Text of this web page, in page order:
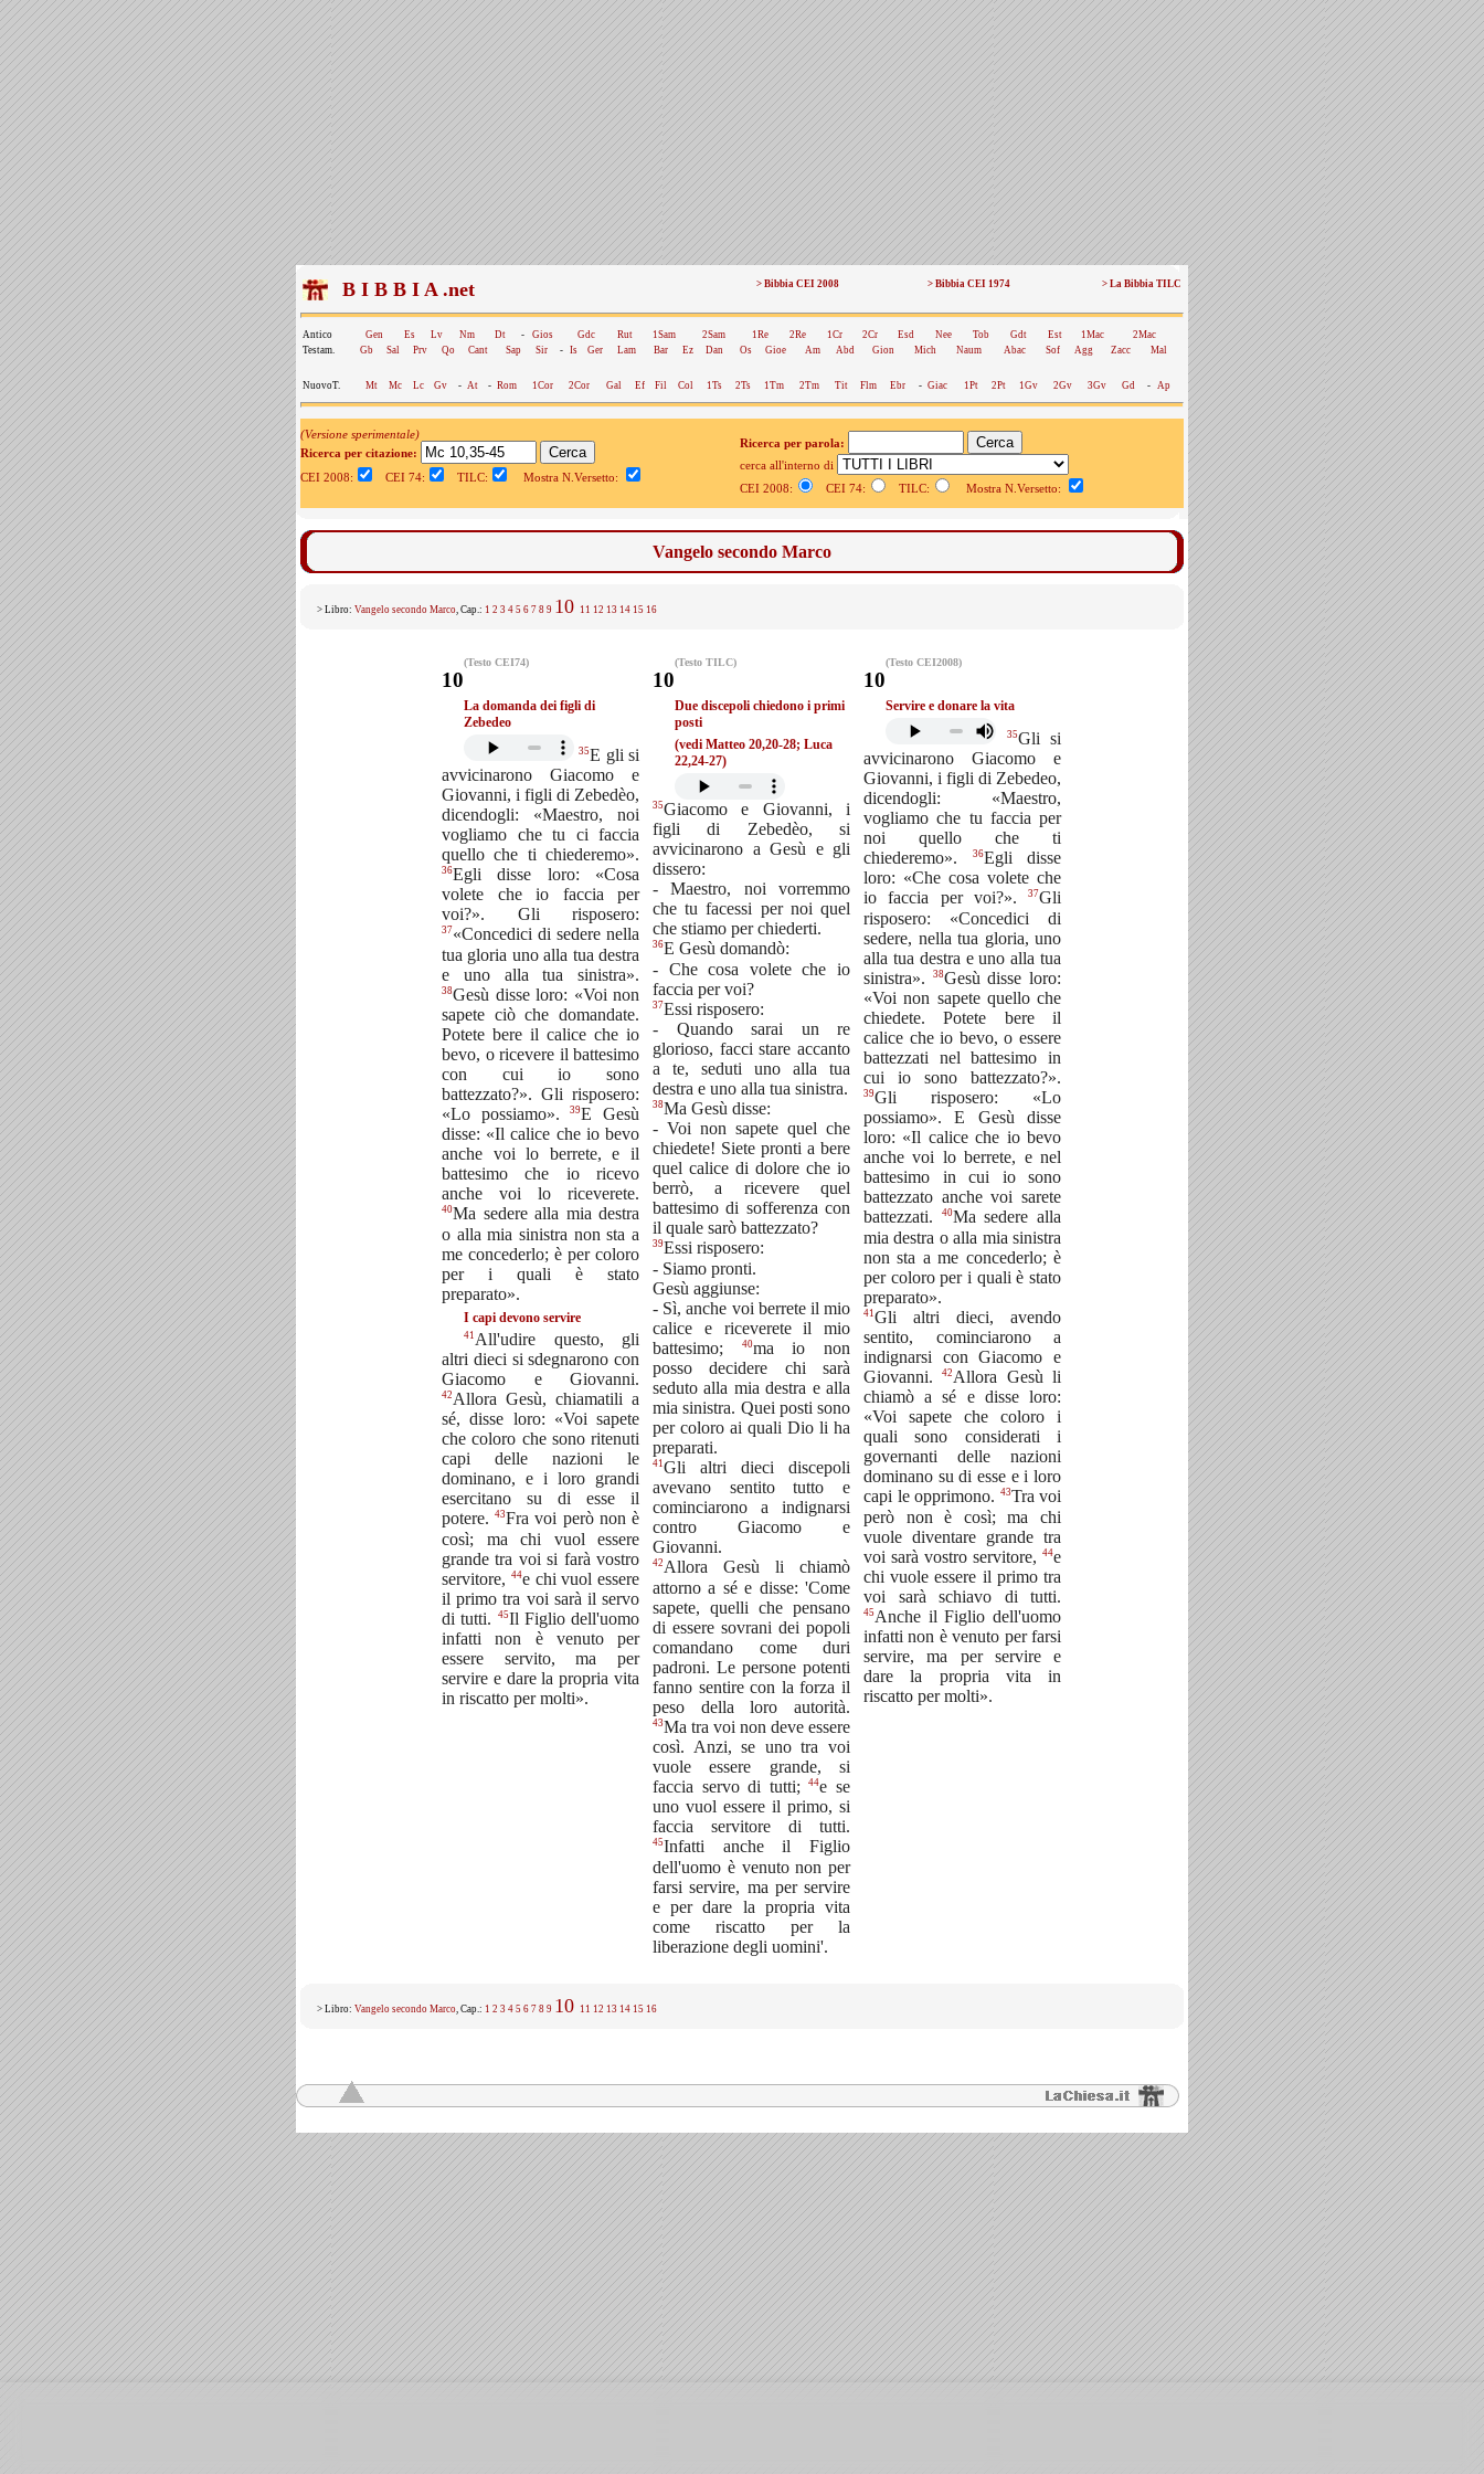
B I B B I A .net > Bibbia CEI 2008 > Bibbia CEI 1974 > La Bibbia TILC
Antico Gen Es Lv Nm Dt - Gios Gdc Rut 1Sam 2Sam 1Re 2Re 1Cr 2Cr Esd Nee Tob Gdt Est 1Mac
2Mac
Testam.
Gb Sal Prv Qo Cant Sap Sir - Is Ger Lam Bar Ez Dan Os Gioe Am Abd Gion Mich Naum Abac Sof Agg Zacc Mal
NuovoT. Mt Mc Lc Gv - At - Rom 1Cor 2Cor Gal Ef Fil Col 1Ts 2Ts 1Tm 2Tm Tit Flm Ebr - Giac 1Pt 2Pt 1Gv 2Gv 3Gv Gd - Ap
(Versione sperimentale)
Ricerca per citazione:
CEI 2008:
CEI 74: TILC: Mostra N.Versetto:
Ricerca per parola:
cerca all'interno di
CEI 2008:
CEI 74: TILC: Mostra N.Versetto:
Vangelo secondo Marco
> Libro: Vangelo secondo Marco, Cap.: 1 2 3 4 5 6 7 8 9 10 11 12 13 14 15 16
(Testo CEI74)
10
La domanda dei figli di
Zebedeo
35E gli si
avvicinarono Giacomo e
Giovanni, i figli di Zebedèo,
dicendogli: «Maestro, noi
vogliamo che tu ci faccia
quello che ti chiederemo».
36Egli disse loro: «Cosa
volete che io faccia per
voi?». Gli risposero:
37«Concedici di sedere nella
tua gloria uno alla tua destra
e uno alla tua sinistra».
38Gesù disse loro: «Voi non
sapete ciò che domandate.
Potete bere il calice che io
bevo, o ricevere il battesimo
con cui io sono
battezzato?». Gli risposero:
«Lo possiamo».39E Gesù
disse: «Il calice che io bevo
anche voi lo berrete, e il
battesimo che io ricevo
anche voi lo riceverete.
40Ma sedere alla mia destra
o alla mia sinistra non sta a
me concederlo; è per coloro
per i quali è stato
preparato».
I capi devono servire
41 All'udire questo, gli
altri dieci si sdegnarono con
Giacomo e Giovanni.
42 Allora Gesù, chiamatili a
sé, disse loro: «Voi sapete
che coloro che sono ritenuti
capi delle nazioni le
dominano, e i loro grandi
esercitano su di esse il
potere.43Fra voi però non è
così; ma chi vuol essere
grande tra voi si farà vostro
servitore, 44e chi vuol essere
il primo tra voi sarà il servo
di tutti.
45Il Figlio dell'uomo
infatti non è venuto per
essere servito, ma per
servire e dare la propria vita
in riscatto per molti».
(Testo TILC)
10
Due discepoli chiedono i primi
posti
(vedi Matteo 20,20-28; Luca
22,24-27)
35Giacomo e Giovanni, i
figli di Zebedèo, si
avvicinarono a Gesù e gli
dissero:
- Maestro, noi vorremmo
che tu facessi per noi quel
che stiamo per chiederti.
36E Gesù domandò:
- Che cosa volete che io
faccia per voi?
37Essi risposero:
- Quando sarai un re
glorioso, facci stare accanto
a te, seduti uno alla tua
destra e uno alla tua sinistra.
38Ma Gesù disse:
- Voi non sapete quel che
chiedete! Siete pronti a bere
quel calice di dolore che io
berrò, a ricevere quel
battesimo di sofferenza con
il quale sarò battezzato?
39Essi risposero:
- Siamo pronti.
Gesù aggiunse:
- Sì, anche voi berrete il mio
calice e riceverete il mio
battesimo;
40ma io non
posso decidere chi sarà
seduto alla mia destra e alla
mia sinistra. Quei posti sono
per coloro ai quali Dio li ha
preparati.
41 Gli altri dieci discepoli
avevano sentito tutto e
cominciarono a indignarsi
contro Giacomo e
Giovanni.
42Allora Gesù li chiamò
attorno a sé e disse: 'Come
sapete, quelli che pensano
di essere sovrani dei popoli
comandano come duri
padroni. Le persone potenti
fanno sentire con la forza il
peso della loro autorità.
43Ma tra voi non deve essere
così. Anzi, se uno tra voi
vuole essere grande, si
faccia servo di tutti;44e se
uno vuol essere il primo, si
faccia servitore di tutti.
45Infatti anche il Figlio
dell'uomo è venuto non per
farsi servire, ma per servire
e per dare la propria vita
come riscatto per la
liberazione degli uomini'.
(Testo CEI2008)
10
Servire e donare la vita
35Gli si
avvicinarono Giacomo e
Giovanni, i figli di Zebedeo,
dicendogli: «Maestro,
vogliamo che tu faccia per
noi quello che ti
chiederemo».
36Egli disse
loro: «Che cosa volete che
io faccia per voi?».
37Gli
risposero: «Concedici di
sedere, nella tua gloria, uno
alla tua destra e uno alla tua
sinistra».
38Gesù disse loro:
«Voi non sapete quello che
chiedete. Potete bere il
calice che io bevo, o essere
battezzati nel battesimo in
cui io sono battezzato?».
39Gli risposero: «Lo
possiamo». E Gesù disse
loro: «Il calice che io bevo
anche voi lo berrete, e nel
battesimo in cui io sono
battezzato anche voi sarete
battezzati.
40Ma sedere alla
mia destra o alla mia sinistra
non sta a me concederlo; è
per coloro per i quali è stato
preparato».
41 Gli altri dieci, avendo
sentito, cominciarono a
indignarsi con Giacomo e
Giovanni.42 Allora Gesù li
chiamò a sé e disse loro:
«Voi sapete che coloro i
quali sono considerati i
governanti delle nazioni
dominano su di esse e i loro
capi le opprimono. 43Tra voi
però non è così; ma chi
vuole diventare grande tra
voi sarà vostro servitore, 44e
chi vuole essere il primo tra
voi sarà schiavo di tutti.
45 Anche il Figlio dell'uomo
infatti non è venuto per farsi
servire, ma per servire e
dare la propria vita in
riscatto per molti».
> Libro: Vangelo secondo Marco, Cap.: 1 2 3 4 5 6 7 8 9 10 11 12 13 14 15 16